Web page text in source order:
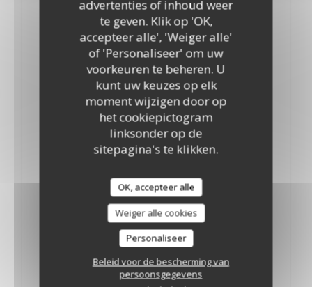
advertenties of inhoud weer
te geven. Klik op 'OK,
accepteer alle', 'Weiger alle'
of 'Personaliseer' om uw
voorkeuren te beheren. U
kunt uw keuzes op elk
moment wijzigen door op
het cookiepictogram
linksonder op de
sitepagina's te klikken.
OK, accepteer alle
Weiger alle cookies
Personaliseer
Beleid voor de bescherming van
persoonsgegevens
8,50 EUR
Whisky Togouchi
8,50 EUR
Aperitifs
Ricard
2,50 EUR
6,00 EUR
Martini Rosso
6,00 EUR
Kir